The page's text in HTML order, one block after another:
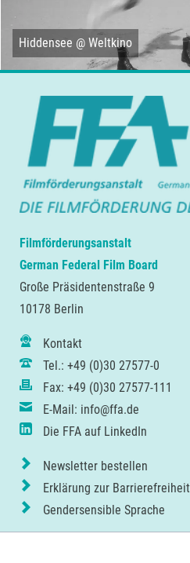
Hiddensee @ Weltkino
Filmförderungsanstalt
German Federal Film Board
Große Präsidentenstraße 9
10178 Berlin
Kontakt
Tel.: +49 (0)30 27577-0
Fax: +49 (0)30 27577-111
E-Mail: info@ffa.de
Die FFA auf LinkedIn
Newsletter bestellen
Erklärung zur Barrierefreiheit
Gendersensible Sprache